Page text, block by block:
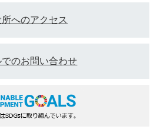
へのアクセス
でのお問い合わせ